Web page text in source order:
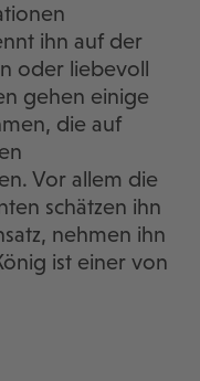
ihn auf der
oder liebevoll
gehen einige
die auf
Vor allem die
schätzen ihn
nehmen ihn
ist einer von